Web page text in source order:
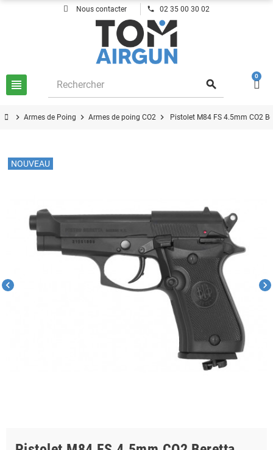
Nous contacter phone 02 35 00 30 02
view_headline search
0
chevron_right Armes de Poing chevron_right Armes de poing CO2 chevron_right Pistolet M84 FS 4.5mm CO2
chevron_left chevron_right
NOUVEAU